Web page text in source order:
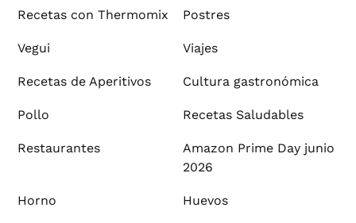
Recetas con Thermomix Postres
Vegui Viajes
Recetas de Aperitivos Cultura gastronómica
Pollo Recetas Saludables
Restaurantes
Amazon Prime Day junio
2026
Horno Huevos